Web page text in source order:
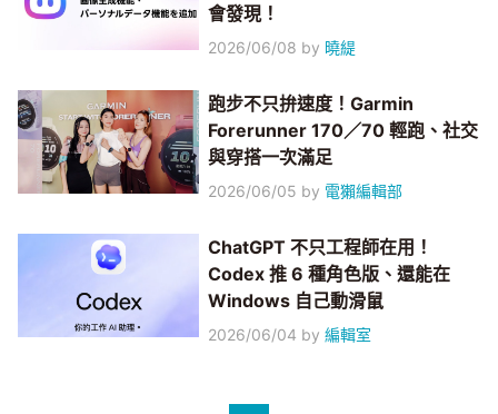
會發現！
2026/06/08 by 曉緹
跑步不只拚速度！Garmin
Forerunner 170／70 輕跑、社交
與穿搭一次滿足
2026/06/05 by 電獺編輯部
ChatGPT 不只工程師在用！
Codex 推 6 種角色版、還能在
Windows 自己動滑鼠
2026/06/04 by編輯室